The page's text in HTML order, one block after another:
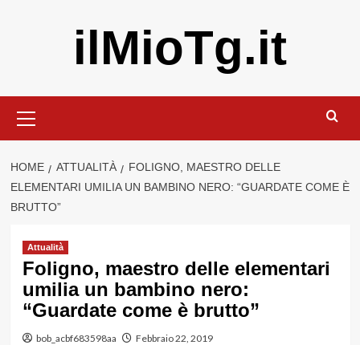
ilMioTg.it
principale
HOME ATTUALITÀ
FOLIGNO, MAESTRO DELLE
ELEMENTARI UMILIA UN BAMBINO NERO: “GUARDATE COME È
BRUTTO”
Attualità
Foligno, maestro delle elementari
umilia un bambino nero:
“Guardate come è brutto”
bob_acbf683598aa Febbraio 22, 2019